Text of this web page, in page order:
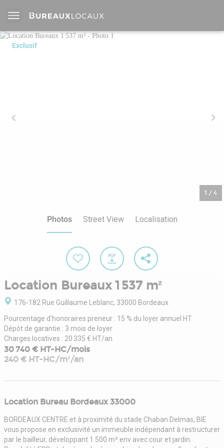
Exclusif
1 / 4
Photos Street View Localisation
Location Bureaux 1 537 m²
176-182 Rue Guillaume Leblanc, 33000 Bordeaux
Pourcentage d'honoraires preneur : 15 % du loyer annuel HT
Dépôt de garantie : 3 mois de loyer
Charges locatives : 20 335 € HT/an
30 740 € HT-HC/mois
240 € HT-HC/m²/an
Location Bureau Bordeaux 33000
BORDEAUX CENTRE et à proximité du stade Chaban Delmas, BIE
vous propose en exclusivité un immeuble indépendant à restructurer
par le bailleur, développant 1 500 m² env avec cour et jardin.